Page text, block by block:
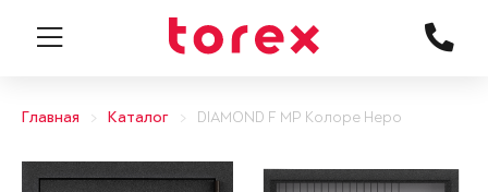
Главная Каталог DIAMOND F MP Колоре Неро